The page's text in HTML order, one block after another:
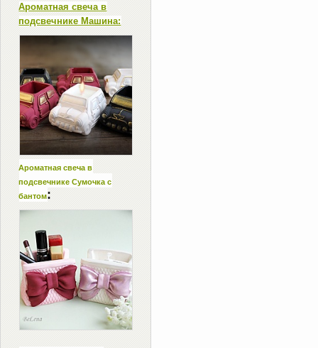
Ароматная свеча в
подсвечнике Машина:
Ароматная свеча в
подсвечнике Сумочка с
бантом: